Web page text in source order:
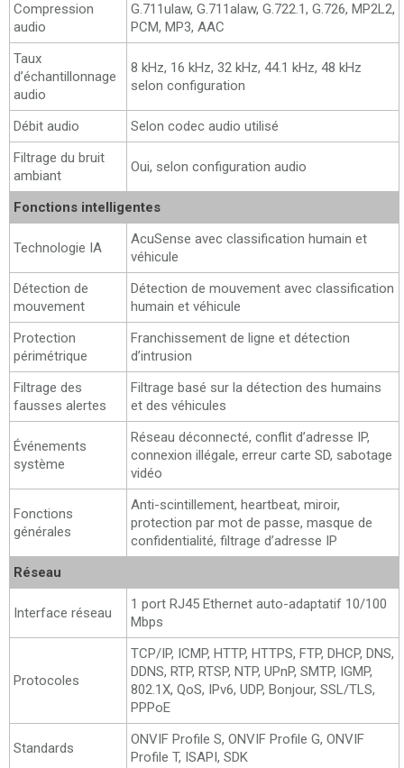
Compression
audio
G.711ulaw, G.711alaw, G.722.1, G.726, MP2L2,
PCM, MP3, AAC
Taux
d’échantillonnage
audio
8 kHz, 16 kHz, 32 kHz, 44.1 kHz, 48 kHz
selon configuration
Débit audio
Selon codec audio utilisé
Filtrage du bruit
ambiant
Oui, selon configuration audio
Fonctions intelligentes
Technologie IA
AcuSense avec classification humain et
véhicule
Détection de
mouvement
Détection de mouvement avec classification
humain et véhicule
Protection
périmétrique
Franchissement de ligne et détection
d’intrusion
Filtrage des
fausses alertes
Filtrage basé sur la détection des humains
et des véhicules
Événements
système
Réseau déconnecté, conflit d’adresse IP,
connexion illégale, erreur carte SD, sabotage
vidéo
Fonctions
générales
Anti-scintillement, heartbeat, miroir,
protection par mot de passe, masque de
confidentialité, filtrage d’adresse IP
Réseau
Interface réseau
1 port RJ45 Ethernet auto-adaptatif 10/100
Mbps
Protocoles
TCP/IP, ICMP, HTTP, HTTPS, FTP, DHCP, DNS,
DDNS, RTP, RTSP, NTP, UPnP, SMTP, IGMP,
802.1X, QoS, IPv6, UDP, Bonjour, SSL/TLS,
PPPoE
Standards
ONVIF Profile S, ONVIF Profile G, ONVIF
Profile T, ISAPI, SDK